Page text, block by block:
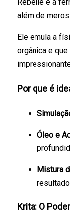
Rebelle é a
além de
Ele emula a
orgânica e
Por que é
Óleo e
Mistura
Krita: O